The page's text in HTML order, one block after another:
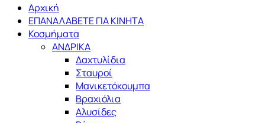
Αρχική
ΕΠΑΝΑΛΑΒΕΤΕ ΓΙΑ ΚΙΝΗΤΑ
Κοσμήματα
ΑΝΔΡΙΚΑ
Δαχτυλίδια
Σταυροί
Μανικετόκουμπα
Βραχιόλια
Αλυσίδες